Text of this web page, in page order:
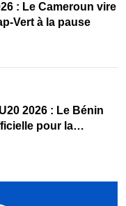
: Le Cameroun vire
Vert à la pause
2026 : Le Bénin
pour la